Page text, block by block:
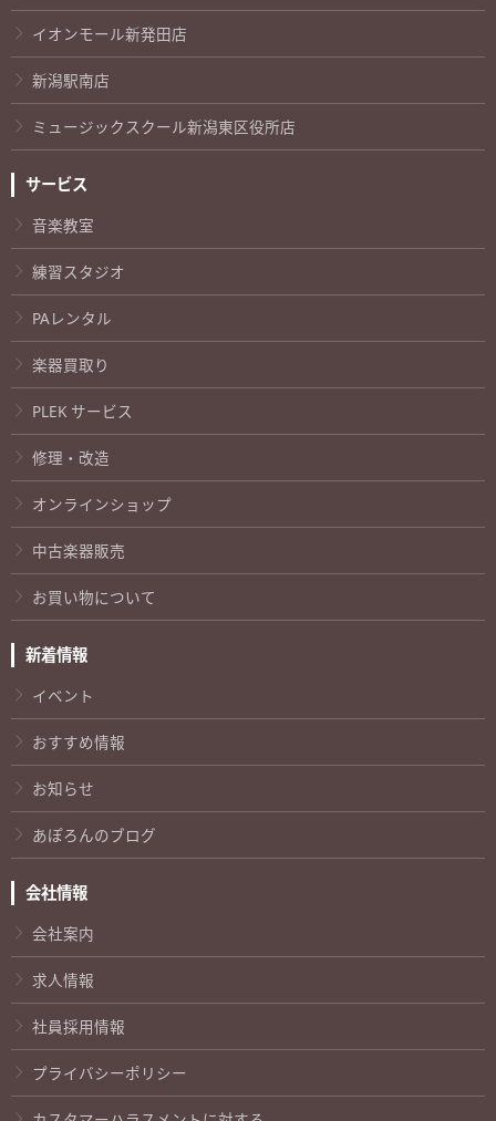
イオンモール新発田店
新潟駅南店
ミュージックスクール新潟東区役所店
サービス
音楽教室
練習スタジオ
PAレンタル
楽器買取り
PLEK サービス
修理・改造
オンラインショップ
中古楽器販売
お買い物について
新着情報
イベント
おすすめ情報
お知らせ
あぽろんのブログ
会社情報
会社案内
求人情報
社員採用情報
プライバシーポリシー